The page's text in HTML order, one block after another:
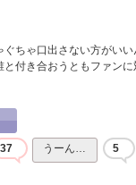
ぐちゃ口出さない方がいい
と付き合おうともファン
37 うーん… 5